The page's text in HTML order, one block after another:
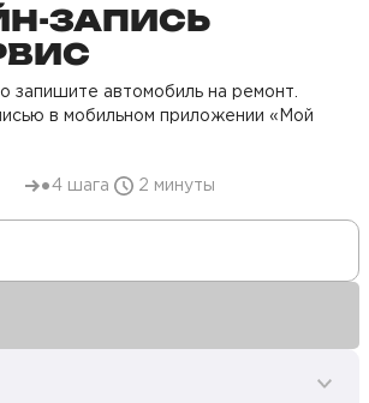
ЗАПИСЬ
запишите автомобиль на ремонт.
в мобильном приложении «Мой
4 шага 2 минуты